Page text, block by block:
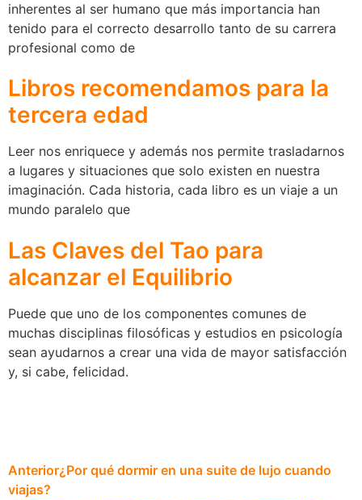
inherentes al ser humano que más importancia han
tenido para el correcto desarrollo tanto de su carrera
profesional como de
Libros recomendamos para la
tercera edad
Leer nos enriquece y además nos permite trasladarnos
a lugares y situaciones que solo existen en nuestra
imaginación. Cada historia, cada libro es un viaje a un
mundo paralelo que
Las Claves del Tao para
alcanzar el Equilibrio
Puede que uno de los componentes comunes de
muchas disciplinas filosóficas y estudios en psicología
sean ayudarnos a crear una vida de mayor satisfacción
y, si cabe, felicidad.
Anterior¿Por qué dormir en una suite de lujo cuando
viajas?